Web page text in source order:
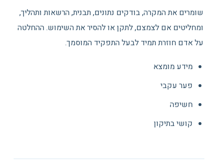
שומרים את המקרה, בודקים נתונים, תבנית, הרשאות ותהליך,
ומחליטים אם לצמצם, לתקן או להסיר את השימוש. ההחלטה
על אדם חוזרת תמיד לבעל התפקיד המוסמך.
מידע מומצא
פער עקבי
חשיפה
קושי בתיקון